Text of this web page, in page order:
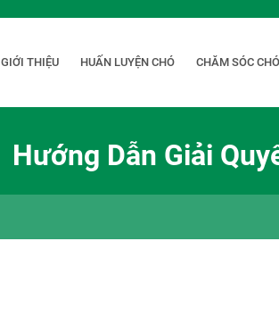
GIỚI THIỆU HUẤN LUYỆN CHÓ CHĂM SÓC CHÓ
Hướng Dẫn Giải